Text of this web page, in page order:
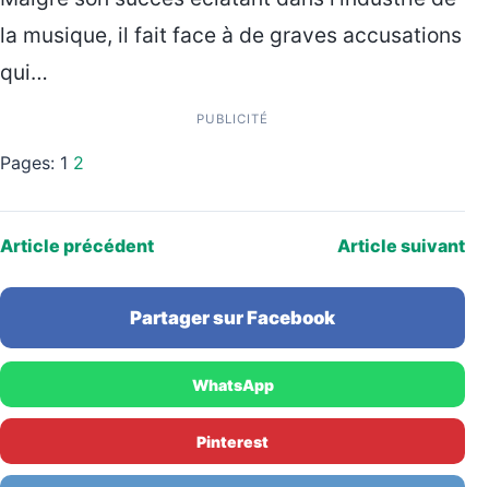
la musique, il fait face à de graves accusations
qui…
PUBLICITÉ
Pages: 1 2
Article précédent Article suivant
Partager sur Facebook
WhatsApp
Pinterest